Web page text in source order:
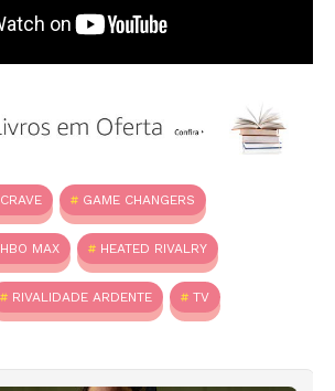
CRAVE GAME CHANGERS
HBO MAX HEATED RIVALRY
RIVALIDADE ARDENTE TV